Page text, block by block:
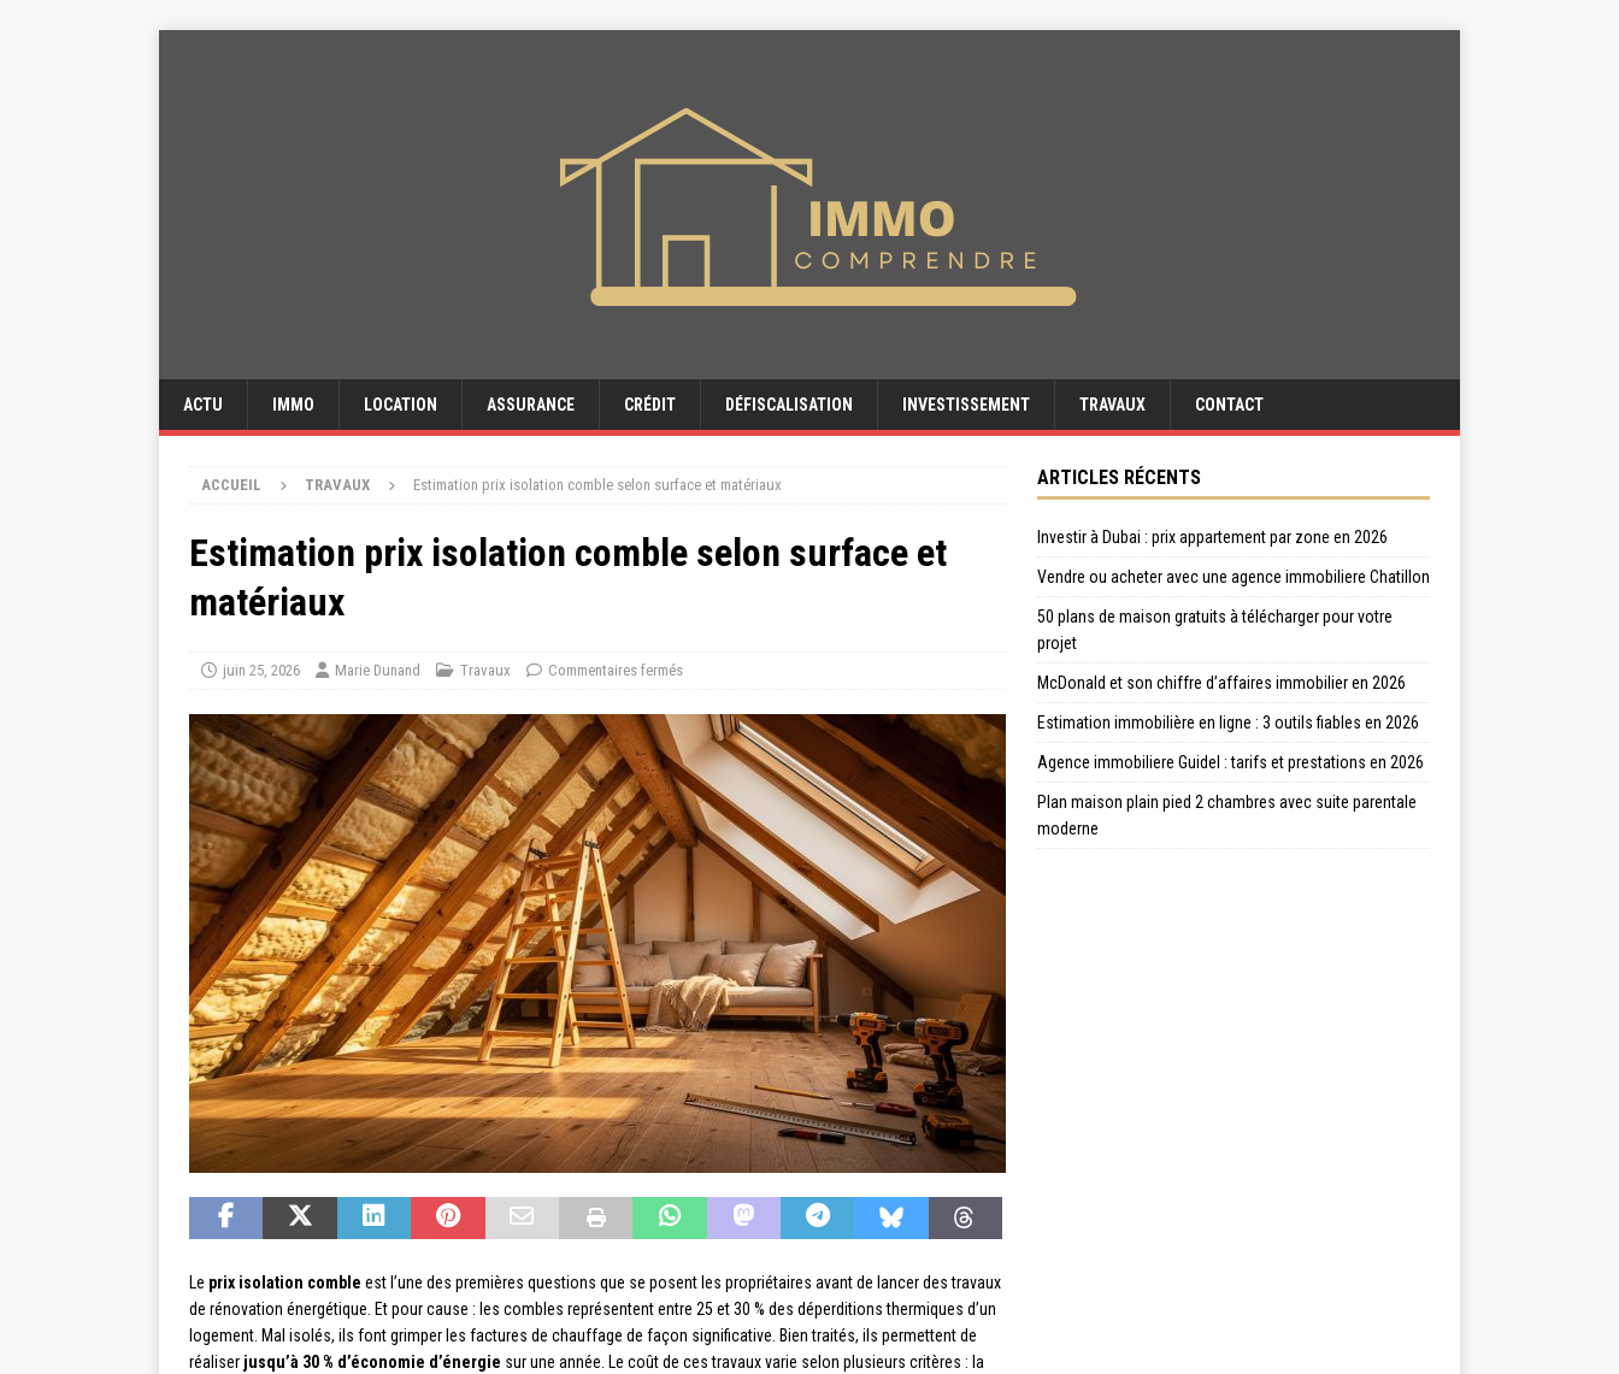
ACTU IMMO LOCATION ASSURANCE CRÉDIT DÉFISCALISATION INVESTISSEMENT TRAVAUX CONTACT
ACCUEIL TRAVAUX Estimation prix isolation comble selon surface et matériaux
Estimation prix isolation comble selon surface et
matériaux
juin 25, 2026 Marie Dunand Travaux Commentaires fermés
Le prix isolation comble est l’une des premières questions que se posent les propriétaires avant de lancer des travaux
de rénovation énergétique. Et pour cause : les combles représentent entre 25 et 30 % des déperditions thermiques d’un
logement. Mal isolés, ils font grimper les factures de chauffage de façon significative. Bien traités, ils permettent de
réaliser jusqu’à 30 % d’économie d’énergie sur une année. Le coût de ces travaux varie selon plusieurs critères : la
ARTICLES RÉCENTS
Investir à Dubai : prix appartement par zone en 2026
Vendre ou acheter avec une agence immobiliere Chatillon
50 plans de maison gratuits à télécharger pour votre
projet
McDonald et son chiffre d’affaires immobilier en 2026
Estimation immobilière en ligne : 3 outils fiables en 2026
Agence immobiliere Guidel : tarifs et prestations en 2026
Plan maison plain pied 2 chambres avec suite parentale
moderne